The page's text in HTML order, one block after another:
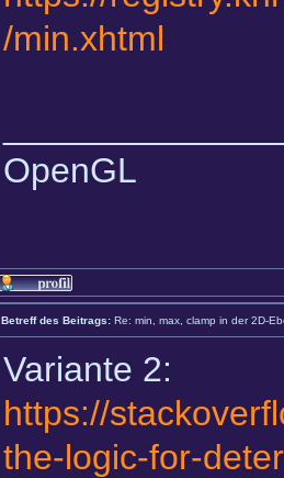
/min.xhtml
OpenGL
Betreff des Beitrags: Re: min, max, clamp in der 2D-
Variante 2:
https://
the-logic-for-